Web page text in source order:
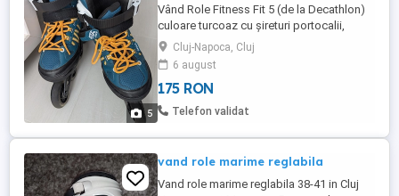
5
Vând Role Fitness Fit 5 (de la Decathlon)
culoare turcoaz cu șireturi portocalii,
pentru copii si juniori de 11 - 15 ani
nefolosite, au fost doar probate.
Deoarece ghetele sunt reglabile, permit
reglarea mărimii, pe măsură ce piciorul
copilului crește, fiind potrivite pentru copiii
Cluj-Napoca, Cluj
6 august
175 RON
Telefon validat
vand role marime reglabila
Vand role marime reglabila 38-41 in Cluj